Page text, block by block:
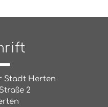
Stadt Herten
2